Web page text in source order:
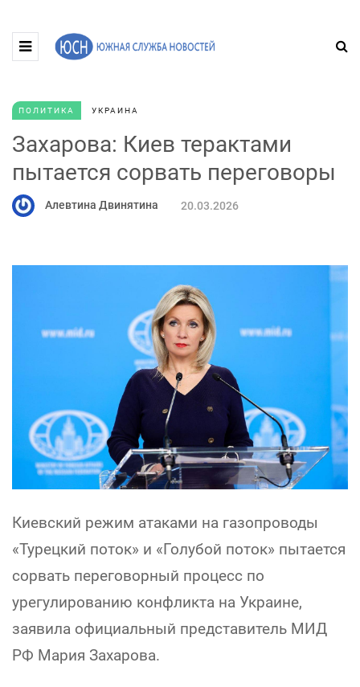
ПОЛИТИКА УКРАИНА
Захарова: Киев терактами
пытается сорвать переговоры
Алевтина Двинятина 20.03.2026
Киевский режим атаками на газопроводы
«Турецкий поток» и «Голубой поток» пытается
сорвать переговорный процесс по
урегулированию конфликта на Украине,
заявила официальный представитель МИД
РФ Мария Захарова.